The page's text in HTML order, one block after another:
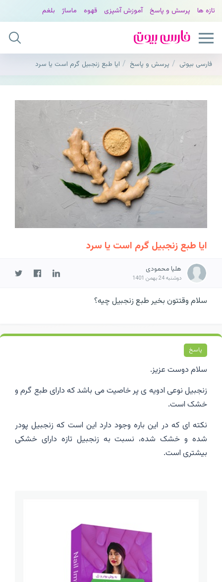
تازه ها پرسش و پاسخ آموزش آشپزی قهوه ماساژ بلغم
فارسی بیوتی پرسش و پاسخ ایا طبع زنجبیل گرم است یا سرد
ایا طبع زنجبیل گرم است یا سرد
هلیا محمودی
دوشنبه 24 بهمن 1401
سلام وقتتون بخیر طبع زنجبیل چیه؟
پاسخ
سلام دوست عزیز.
زنجبیل نوعی ادویه ی پر خاصیت می باشد که دارای طبع گرم و
خشک است.
نکته ای که در این باره وجود دارد این است که زنجبیل پودر
شده و خشک شده، نسبت به زنجبیل تازه دارای خشکی
بیشتری است.